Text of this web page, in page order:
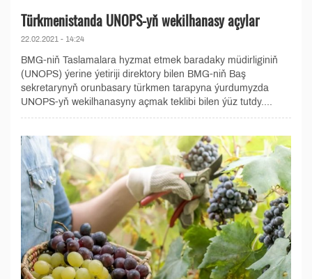
Türkmenistanda UNOPS-yň wekilhanasy açylar
22.02.2021 - 14:24
BMG-niň Taslamalara hyzmat etmek baradaky müdirliginiň
(UNOPS) ýerine ýetiriji direktory bilen BMG-niň Baş
sekretarynyň orunbasary türkmen tarapyna ýurdumyzda
UNOPS-yň wekilhanasyny açmak teklibi bilen ýüz tutdy....